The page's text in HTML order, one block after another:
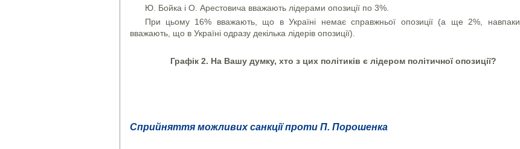
Ю. Бойка і О. Арестовича вважають лідерами опозиції по 3%.
При цьому 16% вважають, що в Україні немає справжньої опозиції (а ще 2%, навпаки,
вважають, що в Україні одразу декілька лідерів опозиції).
Графік 2. На Вашу думку, хто з цих політиків є лідером політичної опозиції?
Сприйняття можливих санкції проти П. Порошенка